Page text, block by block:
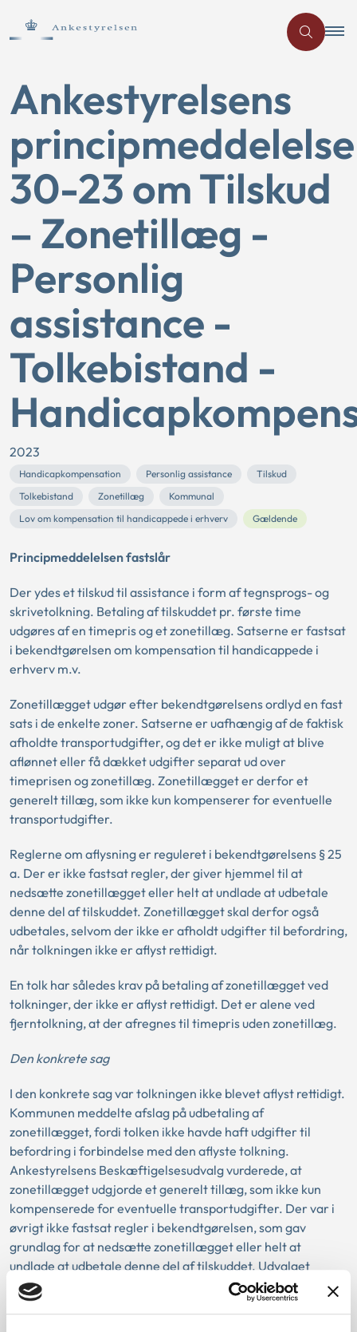
Ankestyrelsens
principmeddelelse
30-23 om Tilskud
– Zonetillæg -
Personlig
assistance -
Tolkebistand -
2023
Handicapkompensation Personlig assistance
Tilskud
Tolkebistand
Zonetillæg
Kommunal
Lov om kompensation til handicappede i erhverv
Gældende
Principmeddelelsen fastslår
Der ydes et tilskud til assistance i form af tegnsprogs- og
skrivetolkning. Betaling af tilskuddet pr. første time
udgøres af en timepris og et zonetillæg. Satserne er fastsat
i bekendtgørelsen om kompensation til handicappede i
erhverv m.v.
Zonetillægget udgør efter bekendtgørelsens ordlyd en fast
sats i de enkelte zoner. Satserne er uafhængig af de faktisk
afholdte transportudgifter, og det er ikke muligt at blive
aflønnet eller få dækket udgifter separat ud over
timeprisen og zonetillæg. Zonetillægget er derfor et
generelt tillæg, som ikke kun kompenserer for eventuelle
transportudgifter.
Reglerne om aflysning er reguleret i bekendtgørelsens § 25
a. Der er ikke fastsat regler, der giver hjemmel til at
nedsætte zonetillægget eller helt at undlade at udbetale
denne del af tilskuddet. Zonetillægget skal derfor også
udbetales, selvom der ikke er afholdt udgifter til befordring,
når tolkningen ikke er aflyst rettidigt.
En tolk har således krav på betaling af zonetillægget ved
tolkninger, der ikke er aflyst rettidigt. Det er alene ved
fjerntolkning, at der afregnes til timepris uden zonetillæg.
Den konkrete sag
I den konkrete sag var tolkningen ikke blevet aflyst rettidigt.
Kommunen meddelte afslag på udbetaling af
zonetillægget, fordi tolken ikke havde haft udgifter til
befordring i forbindelse med den aflyste tolkning.
Ankestyrelsens Beskæftigelsesudvalg vurderede, at
zonetillægget udgjorde et generelt tillæg, som ikke kun
kompenserede for eventuelle transportudgifter. Der var i
øvrigt ikke fastsat regler i bekendtgørelsen, som gav
grundlag for at nedsætte zonetillægget eller helt at
undlade at udbetale denne del af tilskuddet. Udvalget
ændrede derfor kommunens afgørelse, således at tolken
have ret til udbetaling af zonetillægget.